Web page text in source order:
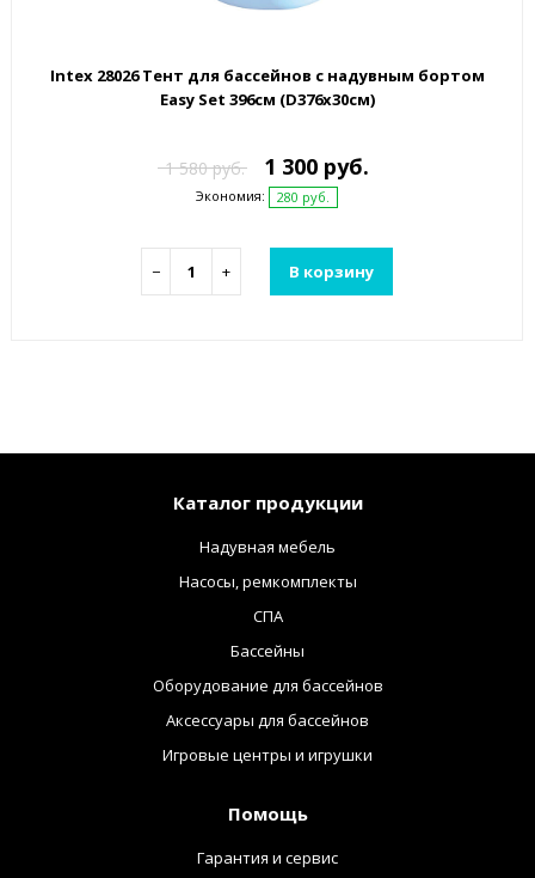
Intex 28026 Тент для бассейнов с надувным бортом
Easy Set 396см (D376х30см)
1 580 руб. 1 300 руб.
Экономия: 280 руб.
− + В корзину
Каталог продукции
Надувная мебель
Насосы, ремкомплекты
СПА
Бассейны
Оборудование для бассейнов
Аксессуары для бассейнов
Игровые центры и игрушки
Помощь
Гарантия и сервис